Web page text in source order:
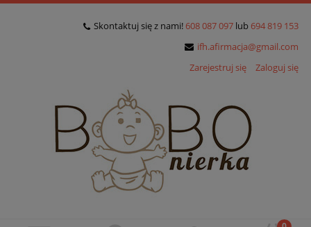
Skontaktuj się z nami! 608 087 097 lub 694 819 153
ifh.afirmacja@gmail.com
Zarejestruj się
Zaloguj się